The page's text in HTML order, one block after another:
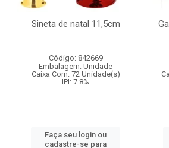
Sineta de natal 11,5cm
Código: 842669
Embalagem: Unidade
Caixa Com: 72 Unidade(s)
IPI: 7.8%
Faça seu login ou
cadastre-se para